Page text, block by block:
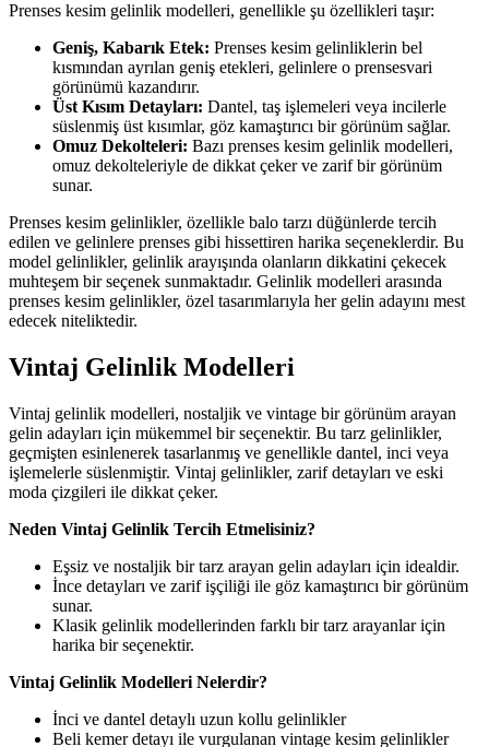
Prenses kesim gelinlik modelleri, genellikle şu özellikleri taşır:
Geniş, Kabarık Etek: Prenses kesim gelinliklerin bel
kısmından ayrılan geniş etekleri, gelinlere o prensesvari
görünümü kazandırır.
Üst Kısım Detayları: Dantel, taş işlemeleri veya incilerle
süslenmiş üst kısımlar, göz kamaştırıcı bir görünüm sağlar.
Omuz Dekolteleri: Bazı prenses kesim gelinlik modelleri,
omuz dekolteleriyle de dikkat çeker ve zarif bir görünüm
sunar.
Prenses kesim gelinlikler, özellikle balo tarzı düğünlerde tercih
edilen ve gelinlere prenses gibi hissettiren harika seçeneklerdir. Bu
model gelinlikler, gelinlik arayışında olanların dikkatini çekecek
muhteşem bir seçenek sunmaktadır. Gelinlik modelleri arasında
prenses kesim gelinlikler, özel tasarımlarıyla her gelin adayını mest
edecek niteliktedir.
Vintaj Gelinlik Modelleri
Vintaj gelinlik modelleri, nostaljik ve vintage bir görünüm arayan
gelin adayları için mükemmel bir seçenektir. Bu tarz gelinlikler,
geçmişten esinlenerek tasarlanmış ve genellikle dantel, inci veya
işlemelerle süslenmiştir. Vintaj gelinlikler, zarif detayları ve eski
moda çizgileri ile dikkat çeker.
Neden Vintaj Gelinlik Tercih Etmelisiniz?
Eşsiz ve nostaljik bir tarz arayan gelin adayları için idealdir.
İnce detayları ve zarif işçiliği ile göz kamaştırıcı bir görünüm
sunar.
Klasik gelinlik modellerinden farklı bir tarz arayanlar için
harika bir seçenektir.
Vintaj Gelinlik Modelleri Nelerdir?
İnci ve dantel detaylı uzun kollu gelinlikler
Beli kemer detayı ile vurgulanan vintage kesim gelinlikler